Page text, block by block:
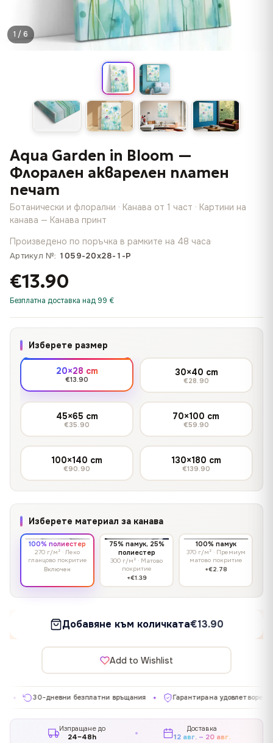
1 / 6
Aqua Garden in Bloom —
Флорален акварелен платен
печат
Ботанически и флорални · Канава от 1 част · Картини на
канава — Канава принт
Произведено по поръчка в рамките на 48 часа·
Артикул №: 1059-20x28-1-P
€13.90
Безплатна доставка над 99 €
Изберете размер
20×28 cm
€13.90
30×40 cm
€28.90
45×65 cm
€35.90
70×100 cm
€59.90
100×140 cm
€90.90
130×180 cm
€139.90
Изберете материал за канава
100% полиестер
270 г/м² · Леко
гланцово покритие
Включен
75% памук, 25%
полиестер
300 г/м² · Матово
покритие
+€1.39
100% памук
370 г/м² · Премиум
матово покритие
+€2.78
Добавяне към количката€13.90
Add to Wishlist
дневни безплатни връщания ✦ Гарантирана удовлетвореност ✦
Изпращане до
24–48h
Доставка
12 авг. – 20 авг.